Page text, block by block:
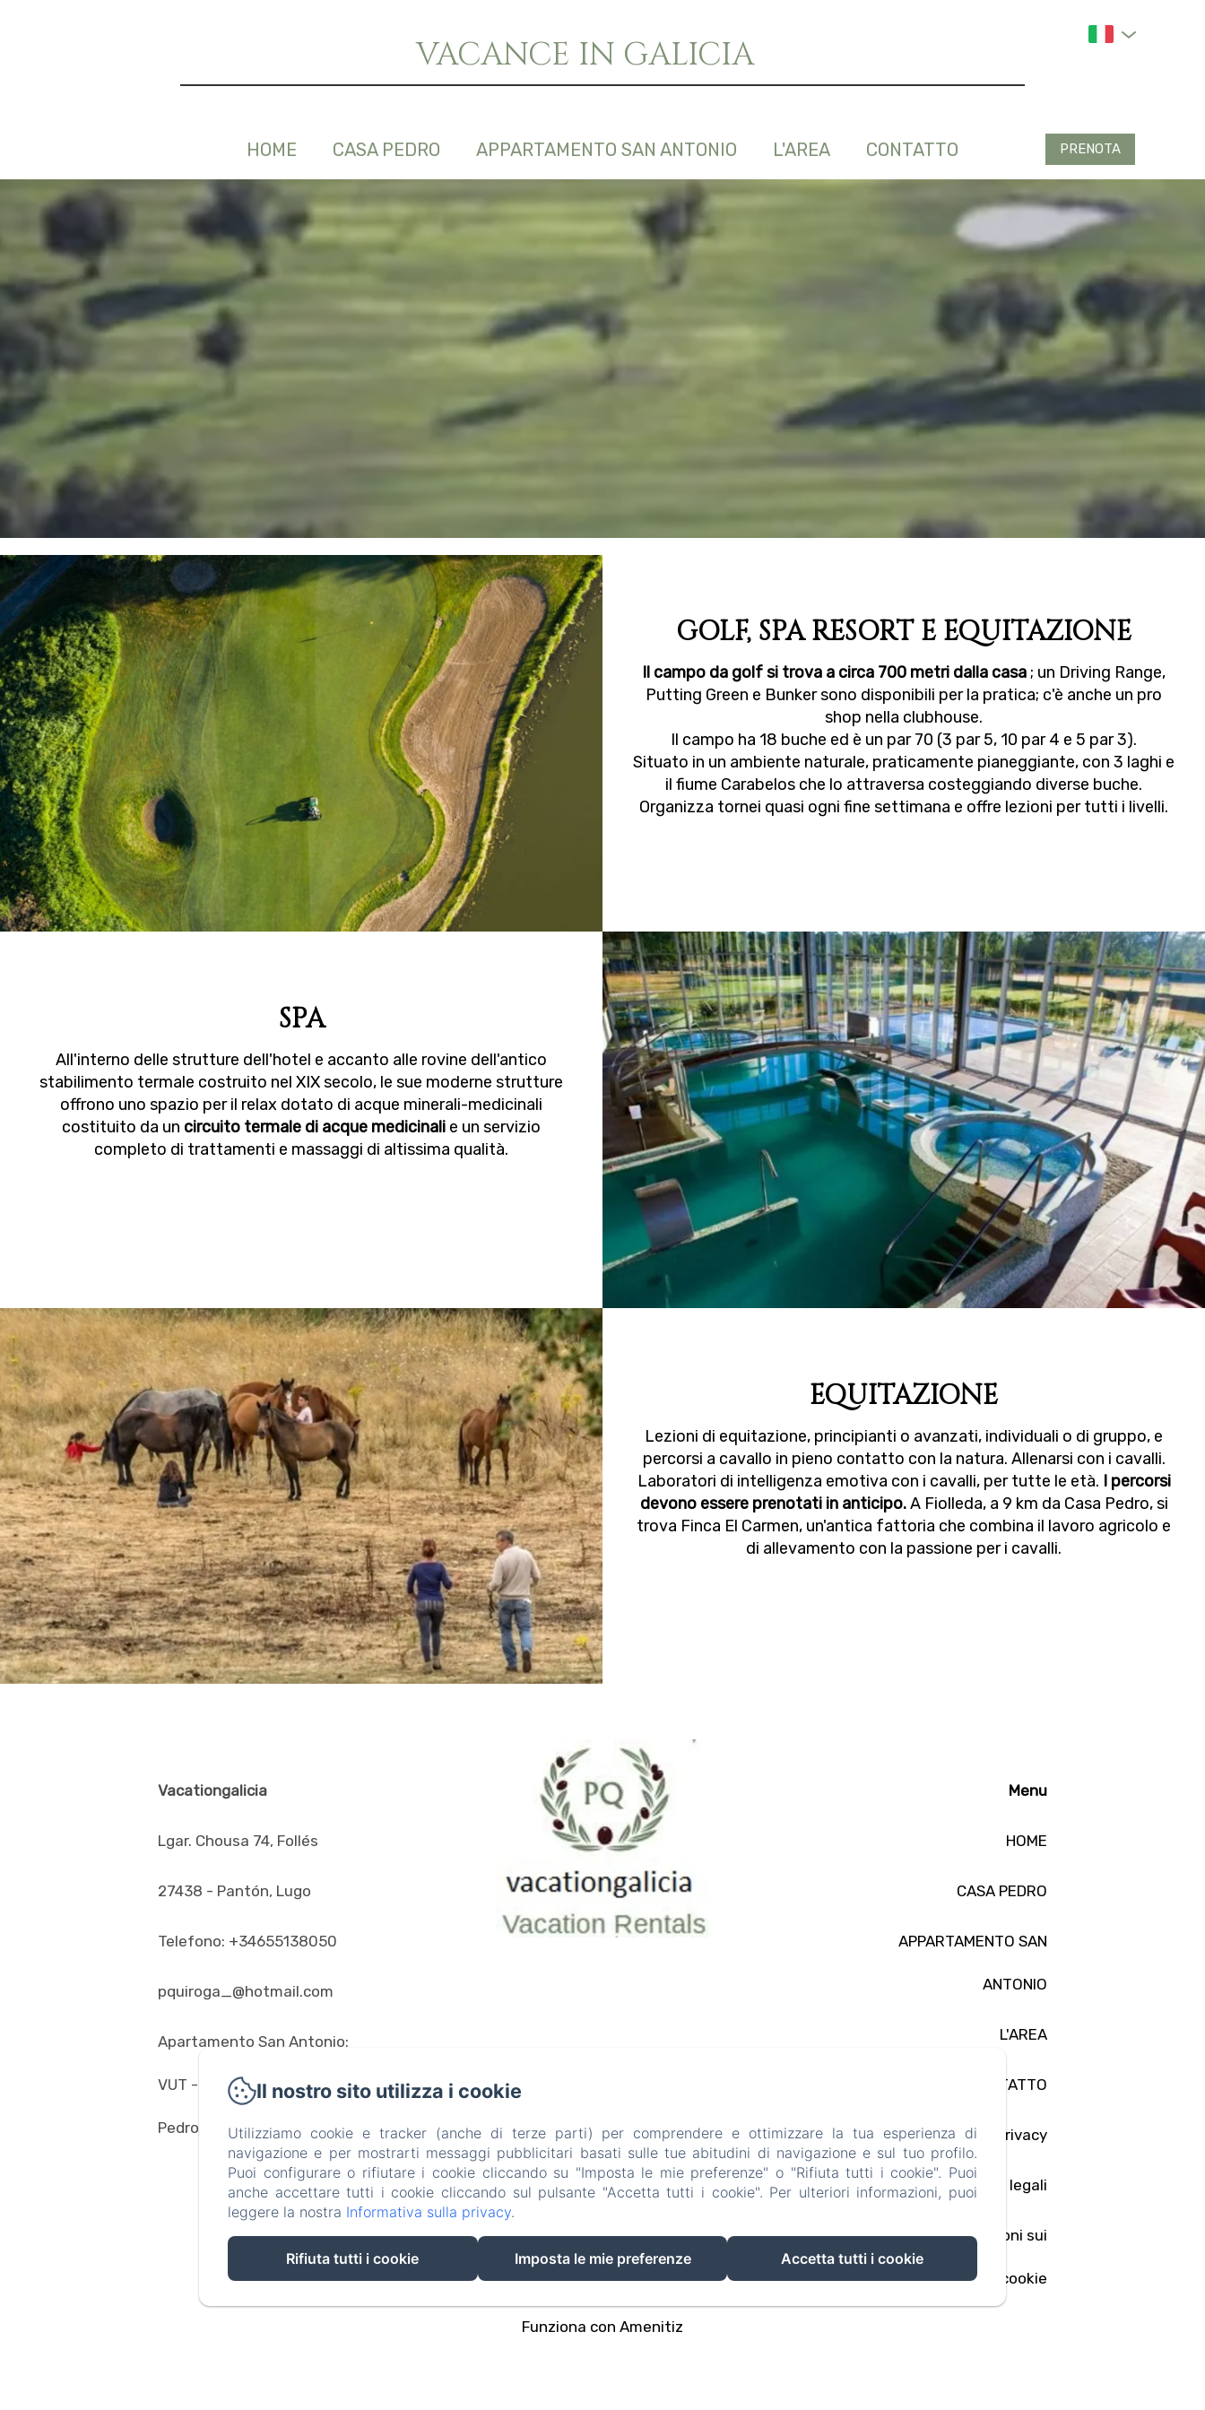
VACANCE IN GALICIA
HOME CASA PEDRO APPARTAMENTO SAN ANTONIO L'AREA CONTATTO PRENOTA
GOLF, SPA RESORT E EQUITAZIONE
Il campo da golf si trova a circa 700 metri dalla casa; un Driving Range,
Putting Green e Bunker sono disponibili per la pratica; c'è anche un pro
shop nella clubhouse.
Il campo ha 18 buche ed è un par 70 (3 par 5, 10 par 4 e 5 par 3).
Situato in un ambiente naturale, praticamente pianeggiante, con 3 laghi e
il fiume Carabelos che lo attraversa costeggiando diverse buche.
Organizza tornei quasi ogni fine settimana e offre lezioni per tutti i livelli.
SPA
All'interno delle strutture dell'hotel e accanto alle rovine dell'antico
stabilimento termale costruito nel XIX secolo, le sue moderne strutture
offrono uno spazio per il relax dotato di acque minerali-medicinali
costituito da un circuito termale di acque medicinali e un servizio
completo di trattamenti e massaggi di altissima qualità.
EQUITAZIONE
Lezioni di equitazione, principianti o avanzati, individuali o di gruppo, e
percorsi a cavallo in pieno contatto con la natura. Allenarsi con i cavalli.
Laboratori di intelligenza emotiva con i cavalli, per tutte le età. I percorsi
devono essere prenotati in anticipo.A Fiolleda, a 9 km da Casa Pedro, si
trova Finca El Carmen, un'antica fattoria che combina il lavoro agricolo e
di allevamento con la passione per i cavalli.
Vacationgalicia
Lgar. Chousa 74, Follés
27438 - Pantón, Lugo
Telefono: +34655138050
pquiroga_@hotmail.com
Apartamento San Antonio:
VUT - LU - 001178| Casa
Pedro: VUT - LU - 000835
Funziona con Amenitiz
Menu
HOME
CASA PEDRO
APPARTAMENTO SAN
ANTONIO
L'AREA
CONTATTO
Informativa Privacy
Note legali
Informazioni sui
cookie
Il nostro sito utilizza i cookie
Utilizziamo cookie e tracker (anche di terze parti) per comprendere e ottimizzare la tua esperienza di
navigazione e per mostrarti messaggi pubblicitari basati sulle tue abitudini di navigazione e sul tuo profilo.
Puoi configurare o rifiutare i cookie cliccando su "Imposta le mie preferenze" o "Rifiuta tutti i cookie". Puoi
anche accettare tutti i cookie cliccando sul pulsante "Accetta tutti i cookie". Per ulteriori informazioni, puoi
leggere la nostra Informativa sulla privacy.
Rifiuta tutti i cookie Imposta le mie preferenze Accetta tutti i cookie